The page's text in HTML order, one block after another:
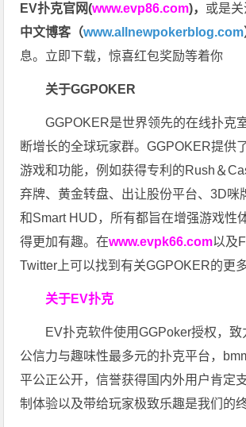
EV扑克官网(www.evp86.com)， 或是
中文博客（www.allnewpokerblog.com
息。立即下载，惊喜红包奖励等着你
关于GGPOKER
GGPOKER是世界领先的在线扑克
断增长的全球玩家群。GGPOKER提供
游戏和功能，例如获得专利的Rush＆
弃牌、黄金转盘、出让股份平台、3D咪
和Smart HUD，所有都旨在增强游戏性
得更加有趣。在www.evpk66.com以及
Twitter上可以找到有关GGPOKER的更多
关于EV扑克
EV扑克软件使用GGPoker授权，
公信力与趣味性最多元的扑克平台，
平公正公开，信誉获得国内外用户肯定
制体验以及带给玩家极致乐趣是我们的